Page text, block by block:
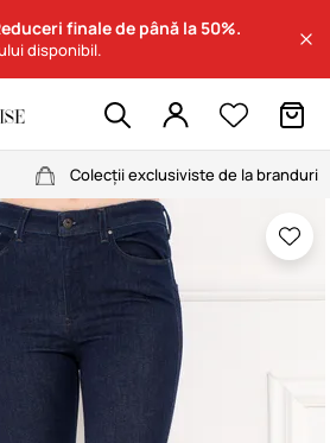
finale de până la 50%.
disponibil.
Colecții exclusiviste de la branduri